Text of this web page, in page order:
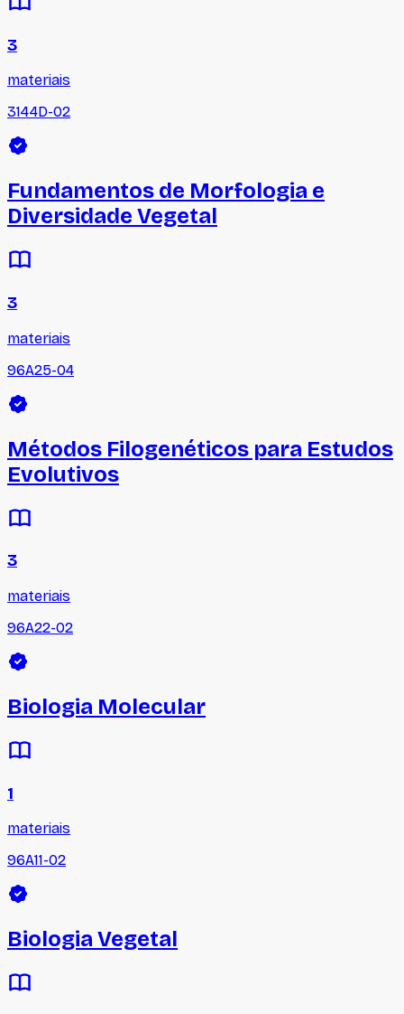
3
materiais
3144D-02
Fundamentos de Morfologia e
Diversidade Vegetal
3
materiais
96A25-04
Métodos Filogenéticos para Estudos
Evolutivos
3
materiais
96A22-02
Biologia Molecular
1
materiais
96A11-02
Biologia Vegetal